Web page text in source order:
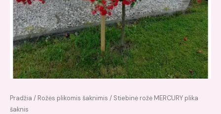
Pradžia / Rožės plikomis šaknimis / Stiebinė rožė MERCURY plika
šaknis